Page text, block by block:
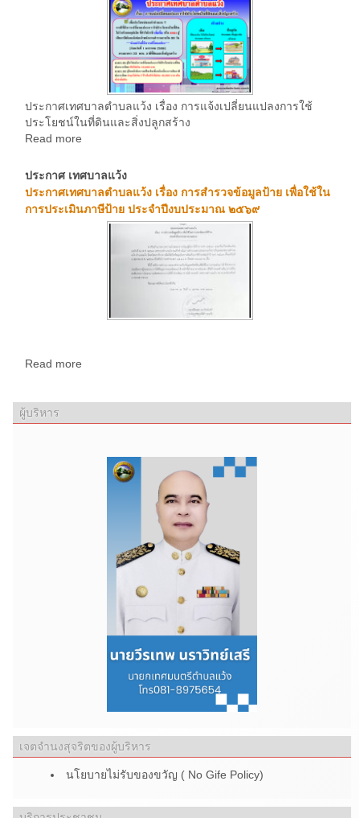
ประกาศเทศบาลตำบลแว้ง เรื่อง การแจ้งเปลี่ยนแปลงการใช้
ประโยชน์ในที่ดินและสิ่งปลูกสร้าง
Read more
ประกาศ เทศบาลแว้ง
ประกาศเทศบาลตำบลแว้ง เรื่อง การสำรวจข้อมูลป้าย เพื่อใช้ใน
การประเมินภาษีป้าย ประจำปีงบประมาณ ๒๕๖๙
Read more
ผู้บริหาร
เจตจำนงสุจริตของผู้บริหาร
นโยบายไม่รับของขวัญ ( No Gife Policy)